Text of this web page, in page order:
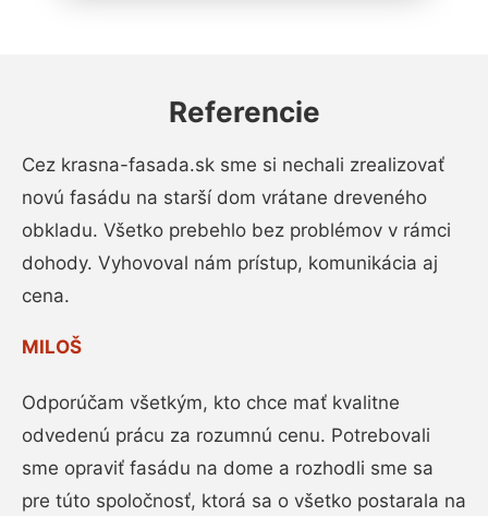
Referencie
Cez krasna-fasada.sk sme si nechali zrealizovať
novú fasádu na starší dom vrátane dreveného
obkladu. Všetko prebehlo bez problémov v rámci
dohody. Vyhovoval nám prístup, komunikácia aj
cena.
MILOŠ
Odporúčam všetkým, kto chce mať kvalitne
odvedenú prácu za rozumnú cenu. Potrebovali
sme opraviť fasádu na dome a rozhodli sme sa
pre túto spoločnosť, ktorá sa o všetko postarala na